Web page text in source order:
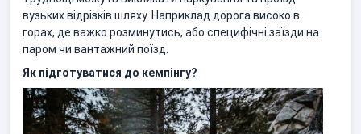
вузьких відрізків шляху. Наприклад дорога високо в
горах, де важко розминутись, або специфічні заїзди на
паром чи вантажний поїзд.
Як підготуватися до кемпінгу?